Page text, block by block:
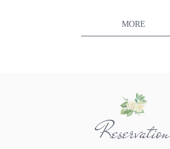
MORE
Reservation